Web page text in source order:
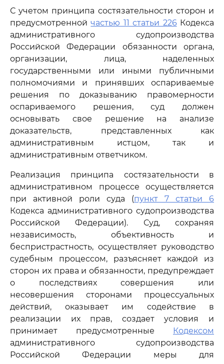
С учетом принципа состязательности сторон и
предусмотреннойчастью 11 статьи 226Кодекса
административного судопроизводства
Российской Федерации обязанности органа,
организации, лица, наделенных
государственными или иными публичными
полномочиями и принявших оспариваемые
решения по доказыванию правомерности
оспариваемого решения, суд должен
основывать свое решение на анализе
доказательств, представленных как
административным истцом, так и
административным ответчиком.
Реализация принципа состязательности в
административном процессе осуществляется
при активной роли суда (пункт 7 статьи 6
Кодекса административного судопроизводства
Российской Федерации). Суд, сохраняя
независимость, объективность и
беспристрастность, осуществляет руководство
судебным процессом, разъясняет каждой из
сторон их права и обязанности, предупреждает
о последствиях совершения или
несовершения сторонами процессуальных
действий, оказывает им содействие в
реализации их прав, создает условия и
принимает предусмотренные
Кодексом
административного судопроизводства
Российской Федерации меры для